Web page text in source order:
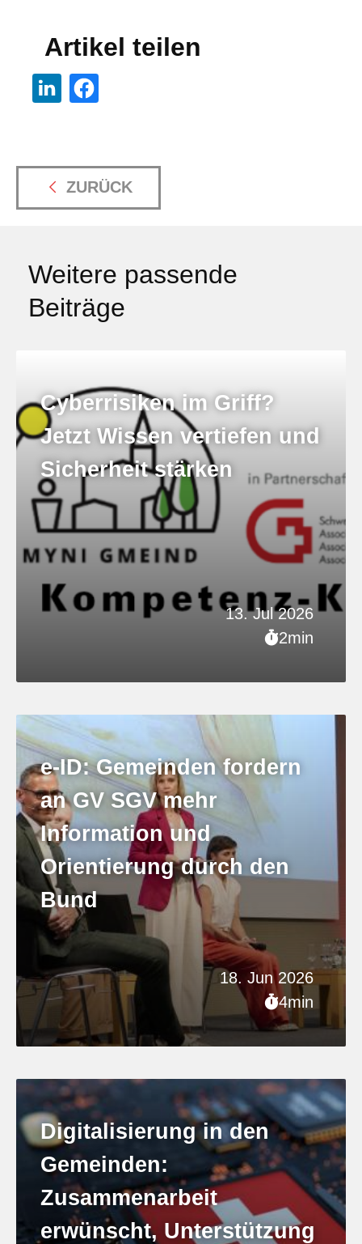
Artikel teilen
ZURÜCK
Weitere passende
Beiträge
13. Jul 2026
2min
Cyberrisiken im Griff?
Jetzt Wissen vertiefen und
Sicherheit stärken
18. Jun 2026
4min
e-ID: Gemeinden fordern
an GV SGV mehr
Information und
Orientierung durch den
Bund
Digitalisierung in den
Gemeinden:
Zusammenarbeit
erwünscht, Unterstützung